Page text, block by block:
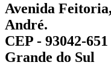
Avenida
André.
CEP - 93042-
Grande do Sul